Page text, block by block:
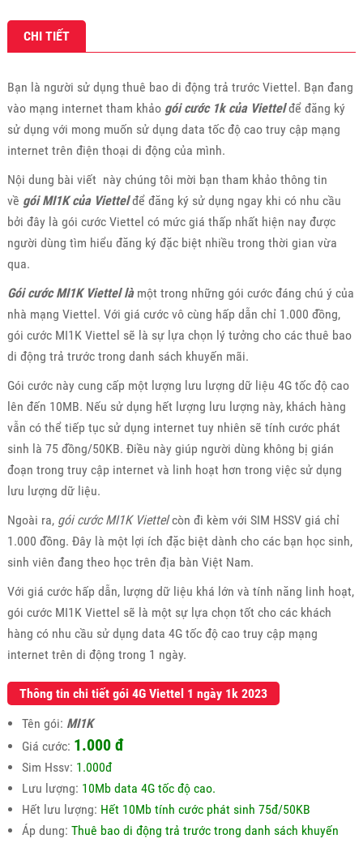
CHI TIẾT
Bạn là người sử dụng thuê bao di động trả trước Viettel. Bạn đang
vào mạng internet tham khảo gói cước 1k của Viettelđể đăng ký
sử dụng với mong muốn sử dụng data tốc độ cao truy cập mạng
internet trên điện thoại di động của mình.
Nội dung bài viết này chúng tôi mời bạn tham khảo thông tin
về gói MI1K của Viettelđể đăng ký sử dụng ngay khi có nhu cầu
bởi đây là gói cước Viettel có mức giá thấp nhất hiện nay được
người dùng tìm hiểu đăng ký đặc biệt nhiều trong thời gian vừa
qua.
Gói cước MI1K Viettel làmột trong những gói cước đáng chú ý của
nhà mạng Viettel. Với giá cước vô cùng hấp dẫn chỉ 1.000 đồng,
gói cước MI1K Viettel sẽ là sự lựa chọn lý tưởng cho các thuê bao
di động trả trước trong danh sách khuyến mãi.
Gói cước này cung cấp một lượng lưu lượng dữ liệu 4G tốc độ cao
lên đến 10MB. Nếu sử dụng hết lượng lưu lượng này, khách hàng
vẫn có thể tiếp tục sử dụng internet tuy nhiên sẽ tính cước phát
sinh là 75 đồng/50KB. Điều này giúp người dùng không bị gián
đoạn trong truy cập internet và linh hoạt hơn trong việc sử dụng
lưu lượng dữ liệu.
Ngoài ra, gói cước MI1K Viettelcòn đi kèm với SIM HSSV giá chỉ
1.000 đồng. Đây là một lợi ích đặc biệt dành cho các bạn học sinh,
sinh viên đang theo học trên địa bàn Việt Nam.
Với giá cước hấp dẫn, lượng dữ liệu khá lớn và tính năng linh hoạt,
gói cước MI1K Viettel sẽ là một sự lựa chọn tốt cho các khách
hàng có nhu cầu sử dụng data 4G tốc độ cao truy cập mạng
internet trên di động trong 1 ngày.
Thông tin chi tiết gói 4G Viettel 1 ngày 1k 2023
Tên gói: MI1K
Giá cước: 1.000 đ
Sim Hssv: 1.000đ
Lưu lượng: 10Mb data 4G tốc độ cao.
Hết lưu lượng: Hết 10Mb tính cước phát sinh 75đ/50KB
Áp dung: Thuê bao di động trả trước trong danh sách khuyến